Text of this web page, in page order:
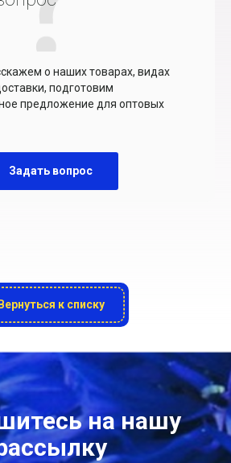
о наших товарах, видах
подготовим
предложение для оптовых
Задать вопрос
Вернуться к списку
на нашу